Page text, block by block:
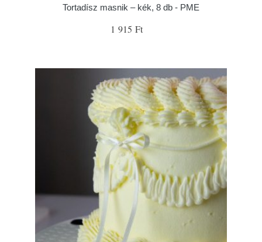
Tortadísz masnik – kék, 8 db - PME
1 915 Ft